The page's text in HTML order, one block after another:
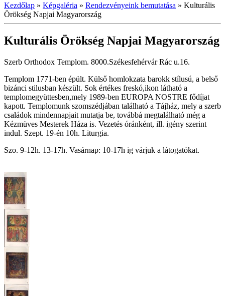
Kezdőlap » Képgaléria » Rendezvényeink bemutatása » Kulturális
Örökség Napjai Magyarország
Kulturális Örökség Napjai Magyarország
Szerb Orthodox Templom. 8000.Székesfehérvár Rác u.16.
Templom 1771-ben épült. Külső homlokzata barokk stílusú, a belső
bizánci stilusban készült. Sok értékes freskó,ikon látható a
templomegyüttesben,mely 1989-ben EUROPA NOSTRE fődíjat
kapott. Templomunk szomszédjában található a Tájház, mely a szerb
családok mindennapjait mutatja be, továbbá megtalálható még a
Kézmüves Mesterek Háza is. Vezetés óránként, ill. igény szerint
indul. Szept. 19-én 10h. Liturgia.
Szo. 9-12h. 13-17h. Vasárnap: 10-17h ig várjuk a látogatókat.